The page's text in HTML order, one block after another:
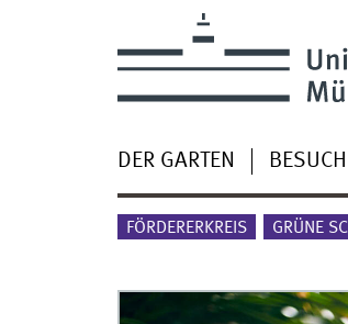
DER GARTEN
FÖRDERERKREIS GRÜNE